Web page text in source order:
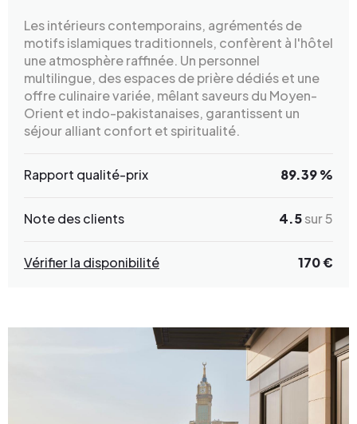
Les intérieurs contemporains, agrémentés de
motifs islamiques traditionnels, confèrent à l'hôtel
une atmosphère raffinée. Un personnel
multilingue, des espaces de prière dédiés et une
offre culinaire variée, mêlant saveurs du Moyen-
Orient et indo-pakistanaises, garantissent un
séjour alliant confort et spiritualité.
Rapport qualité-prix 89.39 %
Note des clients 4.5sur 5
Vérifier la disponibilité 170 €